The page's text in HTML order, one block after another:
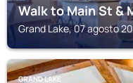
Walk to Main St &
Grand Lake, 07 agosto
GRAND LAKE